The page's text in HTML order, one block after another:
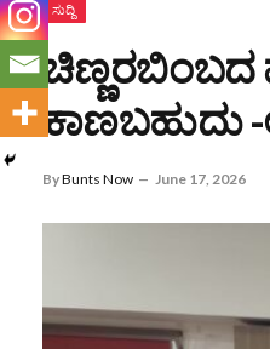
ಸುದ್ದಿ
ಚಿಣ್ಣರಬಿಂಬದ
ಕಾಣಬಹುದು
ByBunts Now June 17, 2026